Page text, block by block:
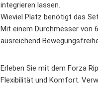
integrieren lassen.
Wieviel Platz benötigt das
Mit einem Durchmesser von
ausreichend
Erleben Sie mit dem Forza
Flexibilität und Komfort.